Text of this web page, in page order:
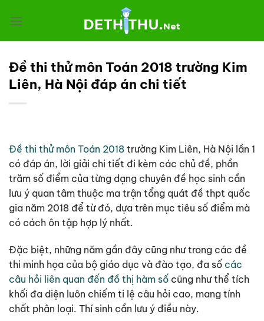
đến
Đề thi thử môn Toán 2018 trường Kim
Liên, Hà Nội đáp án chi tiết
Đề thi thử môn Toán 2018 trường Kim Liên, Hà Nội lần 1
có đáp án, lời giải chi tiết đi kèm các chủ đề, phần
trăm số điểm của từng dạng chuyên đề học sinh cần
lưu ý quan tâm thuộc ma trận tổng quát đề thpt quốc
gia năm 2018 để từ đó, dựa trên mục tiêu số điểm mà
có cách ôn tập hợp lý nhất.
Đặc biệt, những năm gần đây cũng như trong các đề
thi minh họa của bộ giáo dục và đào tạo, đa số các
câu hỏi liên quan đến đồ thị hàm số cũng như thể tích
khối đa diện luôn chiếm ti lệ câu hỏi cao, mang tính
chất phân loại. Thí sinh cần lưu ý điều này.